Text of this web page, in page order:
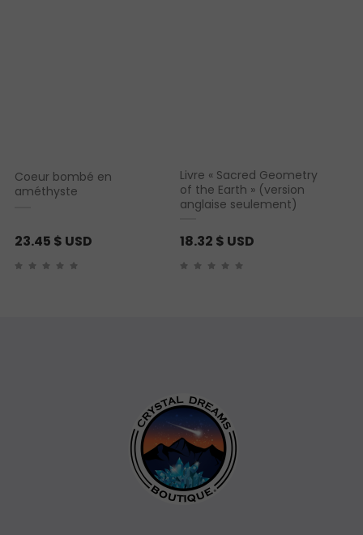
Coeur bombé en
améthyste
23.45 $ USD
Livre « Sacred Geometry
of the Earth » (version
anglaise seulement)
18.32 $ USD